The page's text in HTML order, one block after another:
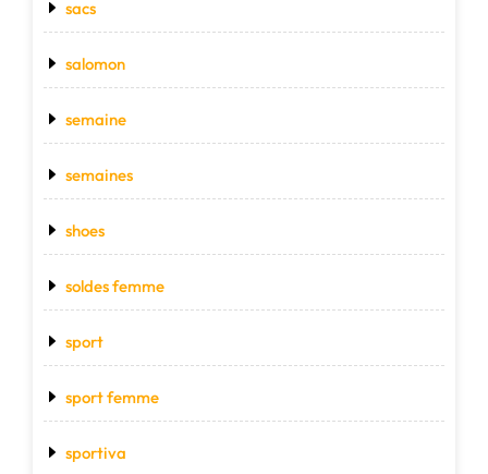
sacs
salomon
semaine
semaines
shoes
soldes femme
sport
sport femme
sportiva